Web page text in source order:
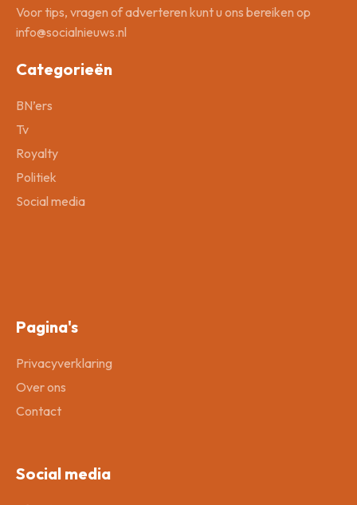
Voor tips, vragen of adverteren kunt u ons bereiken op
info@socialnieuws.nl
Categorieën
BN’ers
Tv
Royalty
Politiek
Social media
Pagina's
Privacyverklaring
Over ons
Contact
Social media